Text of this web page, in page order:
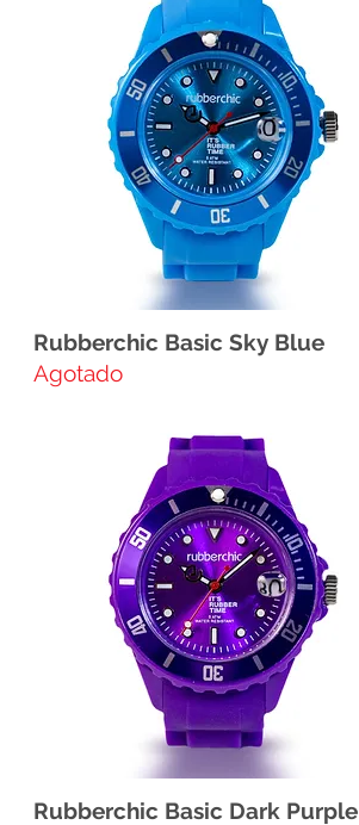
Rubberchic Basic Sky Blue
Agotado
Rubberchic Basic Dark Purple